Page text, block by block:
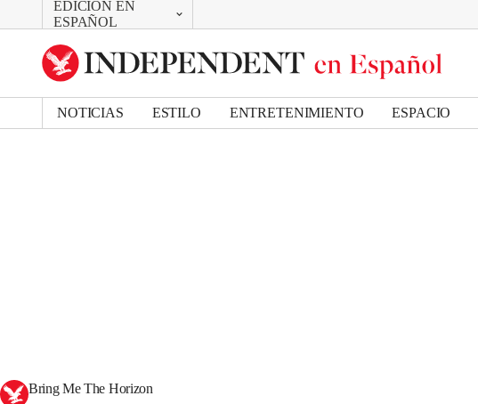
EDICIÓN EN
ESPAÑOL
CAMBIAR
UK Edition
US Edition
NOTICIAS ESTILO ENTRETENIMIENTO ESPACIO
Bring Me The Horizon